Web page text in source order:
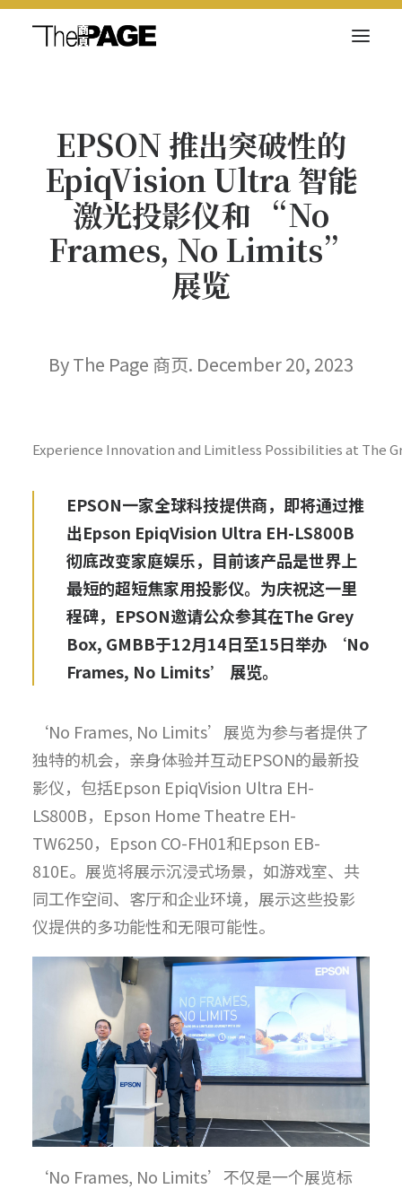
新闻内容
商页菁英
电子杂志
EPSON 推出突破性的
EpiqVision Ultra 智能
激光投影仪和 “No
Frames, No Limits”
展览
By The Page 商页. December 20, 2023
Experience Innovation and Limitless Possibilities at The
EPSON一家全球科技提供商，即将通过推
出Epson EpiqVision Ultra EH-LS800B
彻底改变家庭娱乐，目前该产品是世界上
最短的超短焦家用投影仪。为庆祝这一里
程碑，EPSON邀请公众参其在The Grey
Box, GMBB于12月14日至15日举办 ‘No
Frames, No Limits’ 展览。
‘No Frames, No Limits’展览为参与者提供了
独特的机会，亲身体验并互动EPSON的最新投
影仪，包括Epson EpiqVision Ultra EH-
LS800B，Epson Home Theatre EH-
TW6250，Epson CO-FH01和Epson EB-
810E。展览将展示沉浸式场景，如游戏室、共
同工作空间、客厅和企业环境，展示这些投影
仪提供的多功能性和无限可能性。
‘No Frames, No Limits’不仅是一个展览标